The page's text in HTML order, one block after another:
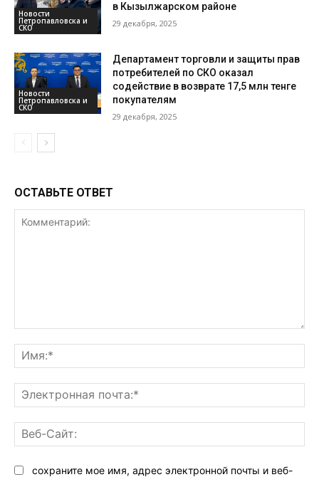
Новости
Петропавловска и
СКО
в Кызылжарском районе
29 декабря, 2025
Новости
Петропавловска и
СКО
Департамент торговли и защиты прав
потребителей по СКО оказал
содействие в возврате 17,5 млн тенге
покупателям
29 декабря, 2025
ОСТАВЬТЕ ОТВЕТ
сохраните мое имя, адрес электронной почты и веб-